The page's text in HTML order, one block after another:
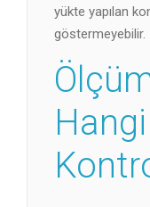
yükte yapılan
göstermeyebilir.